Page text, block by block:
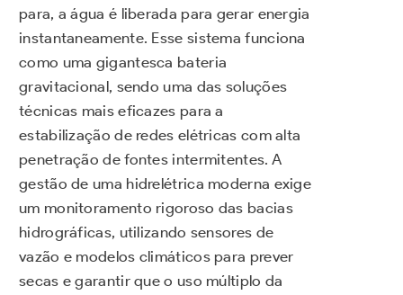
para, a água é liberada para gerar energia
instantaneamente. Esse sistema funciona
como uma gigantesca bateria
gravitacional, sendo uma das soluções
técnicas mais eficazes para a
estabilização de redes elétricas com alta
penetração de fontes intermitentes. A
gestão de uma hidrelétrica moderna exige
um monitoramento rigoroso das bacias
hidrográficas, utilizando sensores de
vazão e modelos climáticos para prever
secas e garantir que o uso múltiplo da